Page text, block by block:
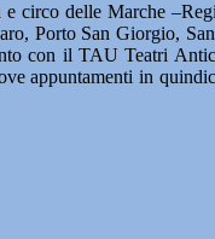
circo delle Marche
Porto San Giorgio,
con il TAU Teatri
appuntamenti in